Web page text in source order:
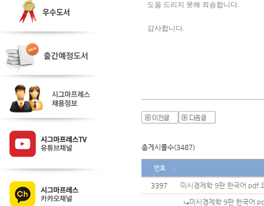
도움 드리지 못해 죄송합니다.
감사합니다.
총게시물수(3487)
번호
3397
미시경제학 9판 한국어 pdf
미시경제학 9판 한국어